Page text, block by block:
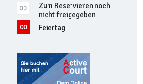
Zum Reservieren noch
nicht freigegeben
Feiertag